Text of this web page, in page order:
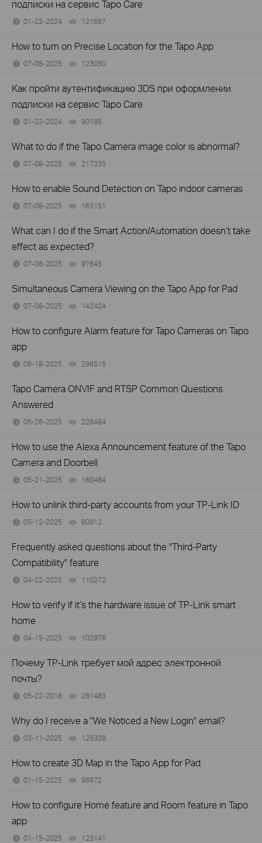
подписки на сервис Tapo Care
01-23-2024 121667
How to turn on Precise Location for the Tapo App
07-08-2025 123050
Как пройти аутентификацию 3DS при оформлении
подписки на сервис Tapo Care
01-23-2024 90185
What to do if the Tapo Camera image color is abnormal?
07-08-2025 217335
How to enable Sound Detection on Tapo indoor cameras
07-08-2025 163151
What can I do if the Smart Action/Automation doesn’t take
effect as expected?
07-08-2025 97645
Simultaneous Camera Viewing on the Tapo App for Pad
07-08-2025 142424
How to configure Alarm feature for Tapo Cameras on Tapo
app
06-18-2025 298515
Tapo Camera ONVIF and RTSP Common Questions
Answered
05-26-2025 228484
How to use the Alexa Announcement feature of the Tapo
Camera and Doorbell
05-21-2025 160484
How to unlink third-party accounts from your TP-Link ID
05-12-2025 80912
Frequently asked questions about the "Third-Party
Compatibility" feature
04-22-2025 110272
How to verify if it’s the hardware issue of TP-Link smart
home
04-15-2025 102976
Почему TP-Link требует мой адрес электронной
почты?
05-22-2018 281483
Why do I receive a "We Noticed a New Login" email?
03-11-2025 128328
How to create 3D Map in the Tapo App for Pad
01-15-2025 96972
How to configure Home feature and Room feature in Tapo
app
01-15-2025 123141